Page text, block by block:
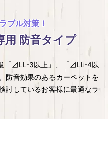
ブル対策！
用 防音タイプ
「⊿LL-3以上」、「⊿LL-4以
防音効果のあるカーペットを
討しているお客様に最適なラ